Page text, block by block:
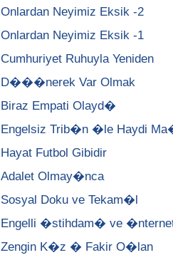
Onlardan Neyimiz Eksik -2
Onlardan Neyimiz Eksik -1
Cumhuriyet Ruhuyla Yeniden
D���nerek Var Olmak
Biraz Empati Olayd�
Engelsiz Trib�n �le Haydi
Hayat Futbol Gibidir
Adalet Olmay�nca
Sosyal Doku ve Tekam�l
Engelli �stihdam� ve
Zengin K�z � Fakir O�lan